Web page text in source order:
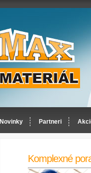
Novinky Partneri
Komplexné